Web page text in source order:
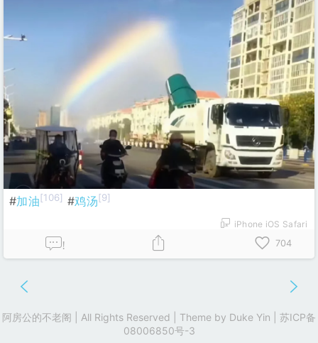
#加油[106] #鸡汤[9]
iPhone iOS Safari
! 704
阿房公的不老阁 | All Rights Reserved | Theme by Duke Yin
苏ICP备
08006850号-3